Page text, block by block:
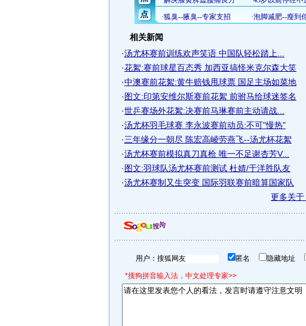
相关新闻
·汤尤杯赛前训练欢声笑语 中国队轻松踏上...
·花絮:赛前球星百态秀 加西亚搞怪米克尔森大笑
·中澳赛前花絮:黄牛赔钱甩球票 国足主场如菜地
·图文:印第安维尔斯赛前花絮 前驸马给球迷签名
·世乒赛场外花絮:决赛前马琳赛前主动请战...
·汤尤杯羽毛球赛 李永波赛前动员:不可"慢热"
·三年缘分一朝尽 陈宏高崚劳燕飞--汤尤杯花絮
·汤尤杯赛前模拟真刀真枪 唯一不足谢杏芳V...
·图文:羽球队汤尤杯赛前测试 杜婧/于洋胜队友
·汤尤杯赛制又生突变 国际羽联赛前暗算国家队
更多关于
用户： 匿名 隐藏地址
*搜狗拼音输入法，中文处理专家>>